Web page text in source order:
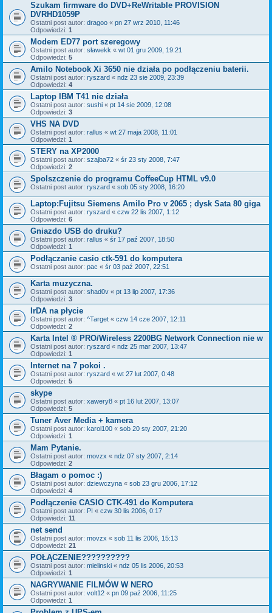
Szukam firmware do DVD+ReWritable PROVISION
DVRHD1059P
Ostatni post autor: dragoo « pn 27 wrz 2010, 11:46
Odpowiedzi: 1
Modem ED77 port szeregowy
Ostatni post autor: sławekk « wt 01 gru 2009, 19:21
Odpowiedzi: 5
Amilo Notebook Xi 3650 nie działa po podłączeniu baterii.
Ostatni post autor: ryszard « ndz 23 sie 2009, 23:39
Odpowiedzi: 4
Laptop IBM T41 nie działa
Ostatni post autor: sushi « pt 14 sie 2009, 12:08
Odpowiedzi: 3
VHS NA DVD
Ostatni post autor: rallus « wt 27 maja 2008, 11:01
Odpowiedzi: 1
STERY na XP2000
Ostatni post autor: szajba72 « śr 23 sty 2008, 7:47
Odpowiedzi: 2
Spolszczenie do programu CoffeeCup HTML v9.0
Ostatni post autor: ryszard « sob 05 sty 2008, 16:20
Laptop:Fujitsu Siemens Amilo Pro v 2065 ; dysk Sata 80 giga
Ostatni post autor: ryszard « czw 22 lis 2007, 1:12
Odpowiedzi: 6
Gniazdo USB do druku?
Ostatni post autor: rallus « śr 17 paź 2007, 18:50
Odpowiedzi: 1
Podłączanie casio ctk-591 do komputera
Ostatni post autor: pac « śr 03 paź 2007, 22:51
Karta muzyczna.
Ostatni post autor: shad0v « pt 13 lip 2007, 17:36
Odpowiedzi: 3
IrDA na płycie
Ostatni post autor: ^Target « czw 14 cze 2007, 12:11
Odpowiedzi: 2
Karta Intel ® PRO/Wireless 2200BG Network Connection nie w
Ostatni post autor: ryszard « ndz 25 mar 2007, 13:47
Odpowiedzi: 1
Internet na 7 pokoi .
Ostatni post autor: ryszard « wt 27 lut 2007, 0:48
Odpowiedzi: 5
skype
Ostatni post autor: xawery8 « pt 16 lut 2007, 13:07
Odpowiedzi: 5
Tuner Aver Media + kamera
Ostatni post autor: karol100 « sob 20 sty 2007, 21:20
Odpowiedzi: 1
Mam Pytanie.
Ostatni post autor: movzx « ndz 07 sty 2007, 2:14
Odpowiedzi: 2
Błagam o pomoc :)
Ostatni post autor: dziewczyna « sob 23 gru 2006, 17:12
Odpowiedzi: 4
Podłączenie CASIO CTK-491 do Komputera
Ostatni post autor: PI « czw 30 lis 2006, 0:17
Odpowiedzi: 11
net send
Ostatni post autor: movzx « sob 11 lis 2006, 15:13
Odpowiedzi: 21
POŁĄCZENIE??????????
Ostatni post autor: mielinski « ndz 05 lis 2006, 20:53
Odpowiedzi: 1
NAGRYWANIE FILMÓW W NERO
Ostatni post autor: volt12 « pn 09 paź 2006, 11:25
Odpowiedzi: 1